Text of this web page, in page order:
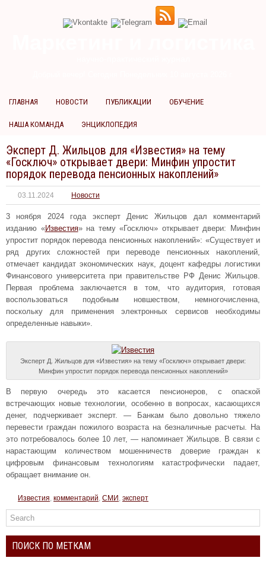
ГЛАВНАЯ НОВОСТИ ПУБЛИКАЦИИ ОБУЧЕНИЕ
НАША КОМАНДА ЭНЦИКЛОПЕДИЯ
Эксперт Д. Жильцов для «Известия» на тему
«Госключ» открывает двери: Минфин упростит
порядок перевода пенсионных накоплений»
03.11.2024 Новости
3 ноября 2024 года эксперт Денис Жильцов дал комментарий
изданию «Известия» на тему «Госключ» открывает двери: Минфин
упростит порядок перевода пенсионных накоплений»: «Существует и
ряд других сложностей при переводе пенсионных накоплений,
отмечает кандидат экономических наук, доцент кафедры логистики
Финансового университета при правительстве РФ Денис Жильцов.
Первая проблема заключается в том, что аудитория, готовая
воспользоваться подобным новшеством, немногочисленна,
поскольку для применения электронных сервисов необходимы
определенные навыки».
Эксперт Д. Жильцов для «Известия» на тему «Госключ» открывает двери:
Минфин упростит порядок перевода пенсионных накоплений»
В первую очередь это касается пенсионеров, с опаской
встречающих новые технологии, особенно в вопросах, касающихся
денег, подчеркивает эксперт. — Банкам было довольно тяжело
перевести граждан пожилого возраста на безналичные расчеты. На
это потребовалось более 10 лет, — напоминает Жильцов. В связи с
нарастающим количеством мошенничеств доверие граждан к
цифровым финансовым технологиям катастрофически падает,
обращает внимание он.
Известия, комментарий, СМИ , эксперт
ПОИСК ПО МЕТКАМ